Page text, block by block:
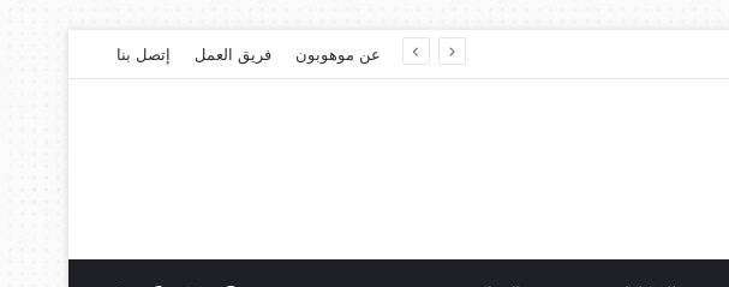
عن موهوبون فريق العمل إتصل بنا